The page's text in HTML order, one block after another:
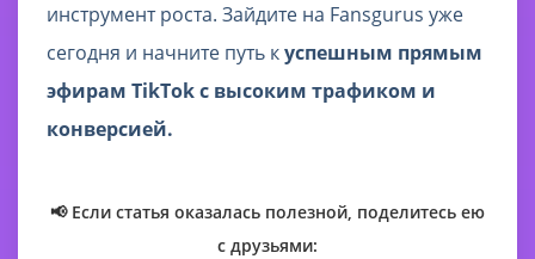
инструмент роста. Зайдите на Fansgurus уже
сегодня и начните путь куспешным прямым
эфирам TikTok с высоким трафиком и
конверсией.
📢 Если статья оказалась полезной, поделитесь ею
с друзьями: